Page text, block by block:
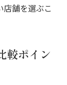
店舗を選ぶこ
較ポイン